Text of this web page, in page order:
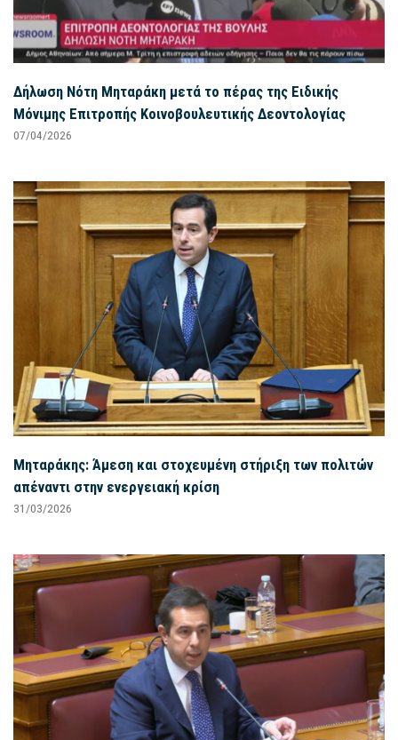
Δήλωση Νότη Μηταράκη μετά το πέρας της Ειδικής
Μόνιμης Επιτροπής Κοινοβουλευτικής Δεοντολογίας
07/04/2026
Μηταράκης: Άμεση και στοχευμένη στήριξη των πολιτών
απέναντι στην ενεργειακή κρίση
31/03/2026